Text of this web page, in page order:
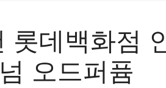
롯데백화점
오드퍼퓸